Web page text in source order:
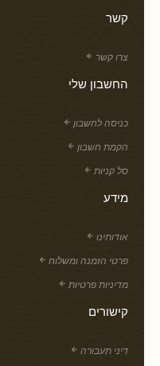
קשר
צרו קשר
החשבון שלי
כניסה לחשבון
הקמת חשבון
סל קניות
מידע
אודותינו
פרטי הזמנה ומשלוח
מדיניות פרטיות
קישורים
דיני תעבורה